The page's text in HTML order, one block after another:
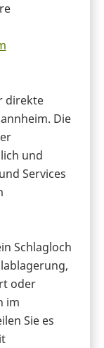
direkte
Die
und
Services
Schlagloch
oder
im
Sie es